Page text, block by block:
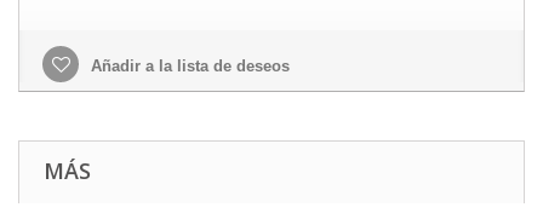
Añadir a la lista de deseos
MÁS